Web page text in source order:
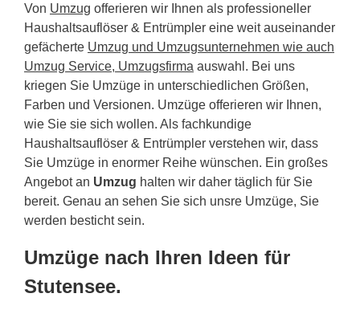
Von Umzug offerieren wir Ihnen als professioneller
Haushaltsauflöser & Entrümpler eine weit auseinander
gefächerte Umzug und Umzugsunternehmen wie auch
Umzug Service, Umzugsfirma auswahl. Bei uns
kriegen Sie Umzüge in unterschiedlichen Größen,
Farben und Versionen. Umzüge offerieren wir Ihnen,
wie Sie sie sich wollen. Als fachkundige
Haushaltsauflöser & Entrümpler verstehen wir, dass
Sie Umzüge in enormer Reihe wünschen. Ein großes
Angebot an Umzug halten wir daher täglich für Sie
bereit. Genau an sehen Sie sich unsre Umzüge, Sie
werden besticht sein.
Umzüge nach Ihren Ideen für
Stutensee.